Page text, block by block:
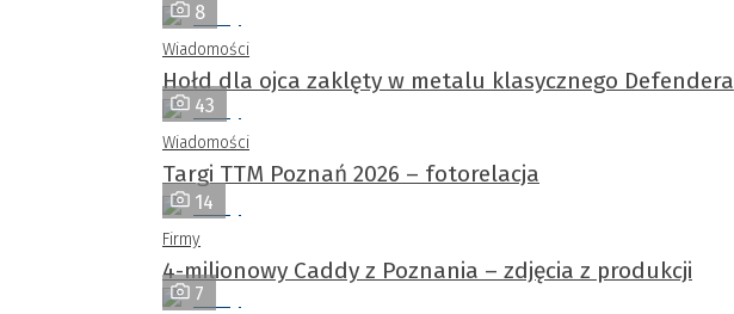
8
Wiadomości
Hołd dla ojca zaklęty w metalu klasycznego Defendera
43
Wiadomości
Targi TTM Poznań 2026 – fotorelacja
14
Firmy
4-milionowy Caddy z Poznania – zdjęcia z produkcji
7